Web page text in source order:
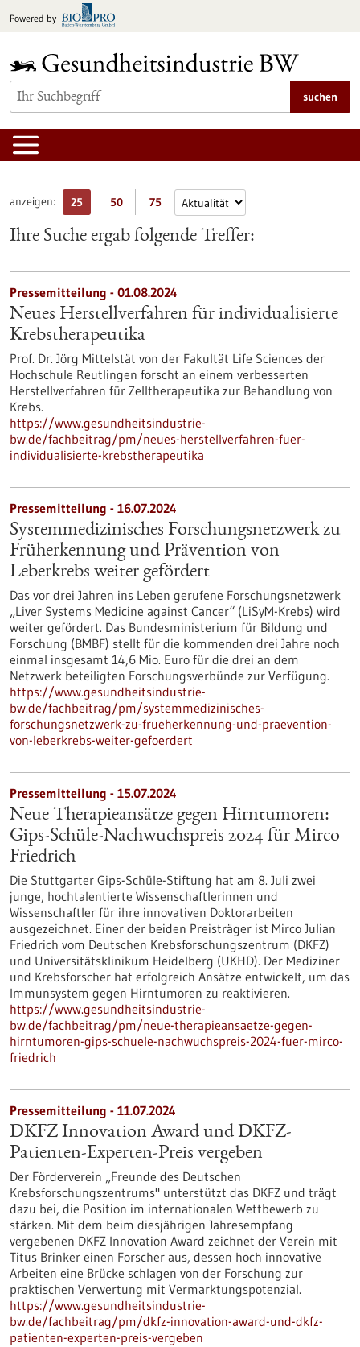
Inhalt
Powered by
suchen
anzeigen: 25 50 75
Ihre Suche ergab folgende Treffer:
Pressemitteilung - 01.08.2024
Neues Herstellverfahren für individualisierte
Krebstherapeutika
Prof. Dr. Jörg Mittelstät von der Fakultät Life Sciences der
Hochschule Reutlingen forscht an einem verbesserten
Herstellverfahren für Zelltherapeutika zur Behandlung von
Krebs.
https://www.gesundheitsindustrie-
bw.de/fachbeitrag/pm/neues-herstellverfahren-fuer-
individualisierte-krebstherapeutika
Pressemitteilung - 16.07.2024
Systemmedizinisches Forschungsnetzwerk zu
Früherkennung und Prävention von
Leberkrebs weiter gefördert
Das vor drei Jahren ins Leben gerufene Forschungsnetzwerk
„Liver Systems Medicine against Cancer“ (LiSyM-Krebs) wird
weiter gefördert. Das Bundesministerium für Bildung und
Forschung (BMBF) stellt für die kommenden drei Jahre noch
einmal insgesamt 14,6 Mio. Euro für die drei an dem
Netzwerk beteiligten Forschungsverbünde zur Verfügung.
https://www.gesundheitsindustrie-
bw.de/fachbeitrag/pm/systemmedizinisches-
forschungsnetzwerk-zu-frueherkennung-und-praevention-
von-leberkrebs-weiter-gefoerdert
Pressemitteilung - 15.07.2024
Neue Therapieansätze gegen Hirntumoren:
Gips-Schüle-Nachwuchspreis 2024 für Mirco
Friedrich
Die Stuttgarter Gips-Schüle-Stiftung hat am 8. Juli zwei
junge, hochtalentierte Wissenschaftlerinnen und
Wissenschaftler für ihre innovativen Doktorarbeiten
ausgezeichnet. Einer der beiden Preisträger ist Mirco Julian
Friedrich vom Deutschen Krebsforschungszentrum (DKFZ)
und Universitätsklinikum Heidelberg (UKHD). Der Mediziner
und Krebsforscher hat erfolgreich Ansätze entwickelt, um das
Immunsystem gegen Hirntumoren zu reaktivieren.
https://www.gesundheitsindustrie-
bw.de/fachbeitrag/pm/neue-therapieansaetze-gegen-
hirntumoren-gips-schuele-nachwuchspreis-2024-fuer-mirco-
friedrich
Pressemitteilung - 11.07.2024
DKFZ Innovation Award und DKFZ-
Patienten-Experten-Preis vergeben
Der Förderverein „Freunde des Deutschen
Krebsforschungszentrums" unterstützt das DKFZ und trägt
dazu bei, die Position im internationalen Wettbewerb zu
stärken. Mit dem beim diesjährigen Jahresempfang
vergebenen DKFZ Innovation Award zeichnet der Verein mit
Titus Brinker einen Forscher aus, dessen hoch innovative
Arbeiten eine Brücke schlagen von der Forschung zur
praktischen Verwertung mit Vermarktungspotenzial.
https://www.gesundheitsindustrie-
bw.de/fachbeitrag/pm/dkfz-innovation-award-und-dkfz-
patienten-experten-preis-vergeben